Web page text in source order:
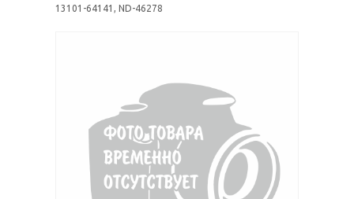
13101-64141, ND-46278